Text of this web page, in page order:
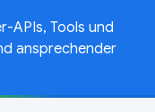
APIs, Tools und
ansprechender